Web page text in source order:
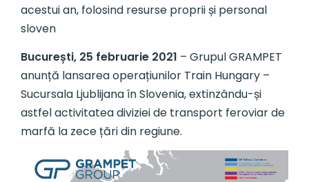
acestui an, folosind resurse proprii și personal
sloven
București, 25 februarie 2021 – Grupul GRAMPET
anunță lansarea operațiunilor Train Hungary –
Sucursala Ljublijana în Slovenia, extinzându-și
astfel activitatea diviziei de transport feroviar de
marfă la zece țări din regiune.